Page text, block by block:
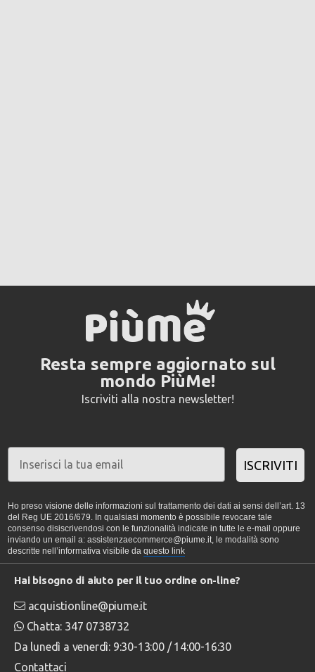
Resta sempre aggiornato sul
mondo PiùMe!
Iscriviti alla nostra newsletter!
ISCRIVITI
Ho preso visione delle informazioni sul trattamento dei dati ai sensi dell’art. 13
del Reg UE 2016/679. In qualsiasi momento è possibile revocare tale
consenso disiscrivendosi con le funzionalità indicate in tutte le e-mail oppure
inviando un email a: assistenzaecommerce@piume.it, le modalità sono
descritte nell’informativa visibile da questo link
Hai bisogno di aiuto per il tuo ordine on-line?
acquistionline@piume.it
Chatta: 347 0738732
Da lunedì a venerdì: 9:30-13:00 / 14:00-16:30
Contattaci